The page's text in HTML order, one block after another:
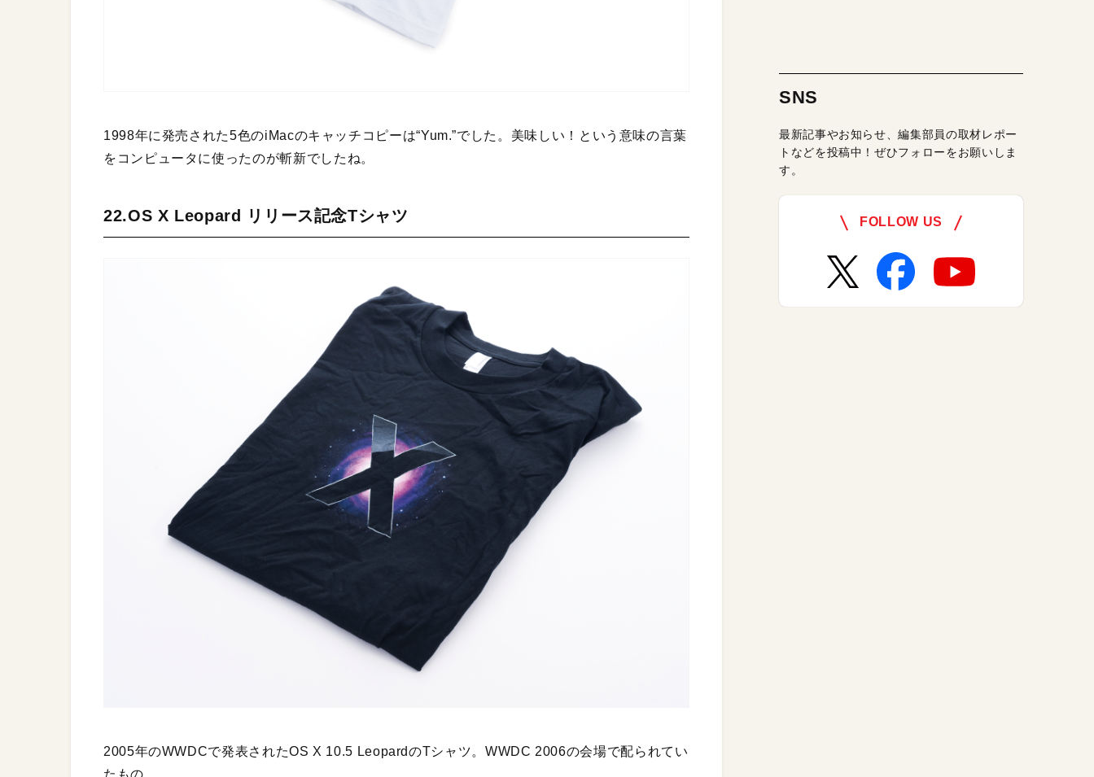
1998年に発売された5色のiMacのキャッチコピーは“Yum.”でした。美味しい！という意味の言葉
をコンピュータに使ったのが斬新でしたね。
22.OS X Leopard リリース記念Tシャツ
2005年のWWDCで発表されたOS X 10.5 LeopardのTシャツ。WWDC 2006の会場で配られてい
SNS
最新記事やお知らせ、編集部員の取材レポー
トなどを投稿中！ぜひフォローをお願いしま
す。
FOLLOW US